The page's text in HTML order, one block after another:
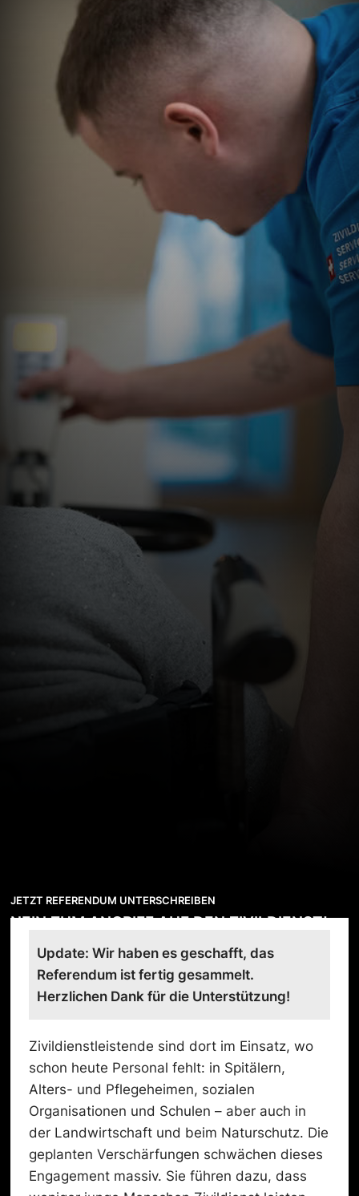
JETZT REFERENDUM UNTERSCHREIBEN
NEIN ZUM ANGRIFF AUF DEN ZIVILDIENST!
Update: Wir haben es geschafft, das
Referendum ist fertig gesammelt.
Herzlichen Dank für die Unterstützung!
Zivildienstleistende sind dort im Einsatz, wo
schon heute Personal fehlt: in Spitälern,
Alters- und Pflegeheimen, sozialen
Organisationen und Schulen – aber auch in
der Landwirtschaft und beim Naturschutz. Die
geplanten Verschärfungen schwächen dieses
Engagement massiv. Sie führen dazu, dass